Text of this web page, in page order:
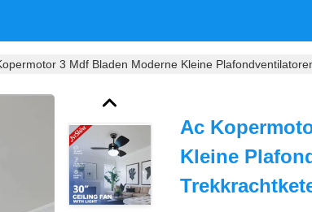
3 Mdf Bladen Moderne Kleine
Ac
Kleine